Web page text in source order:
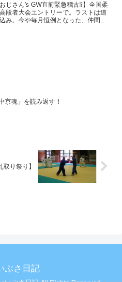
おじさん's GW直前緊急稽古⁉️】全国柔
段者大会エントリーで。ラストは追
み。今や毎月恒例となった、仲間内
中京魂」を読み返す！
取り祭り】
ぶさ日記